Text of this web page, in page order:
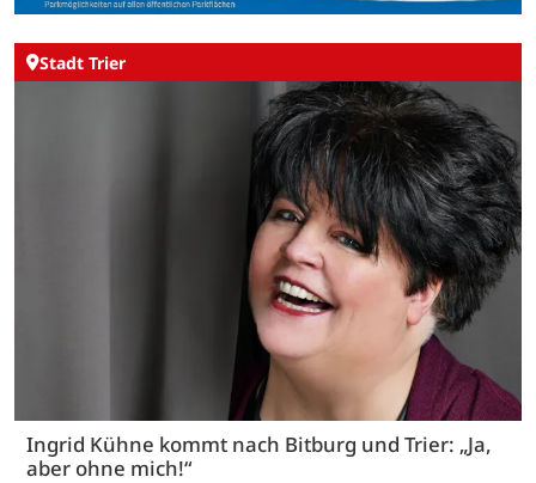
Stadt Trier
Ingrid Kühne kommt nach Bitburg und Trier: „Ja,
aber ohne mich!“